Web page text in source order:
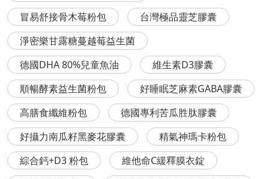
冒易舒接骨木莓粉包
台灣極品靈芝膠囊
淨密樂甘露糖蔓越莓益生菌
德國DHA 80%兒童魚油
維生素D3膠囊
順暢酵素益生菌粉包
好睡眠芝麻素GABA膠囊
高膳食纖維粉包
德國專利苦瓜胜肽膠囊
好攝力南瓜籽黑麥花膠囊
精氣神瑪卡粉包
綜合鈣+D3 粉包
維他命C緩釋膜衣錠